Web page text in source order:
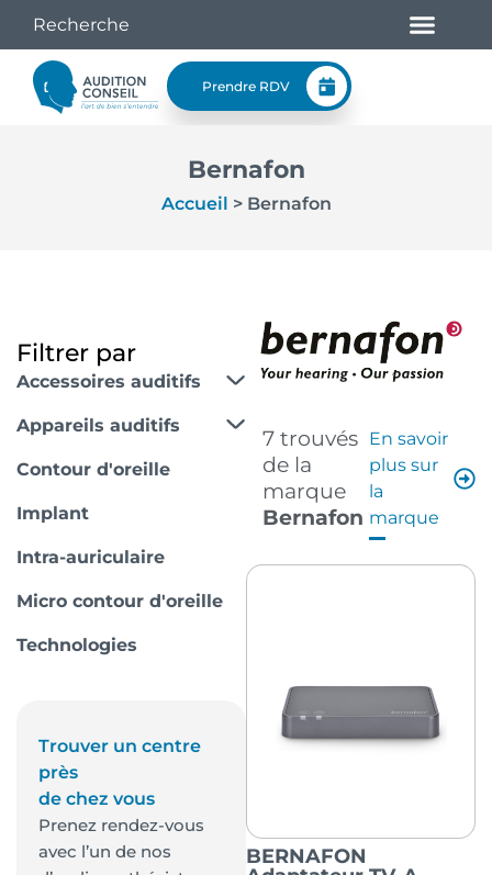
Prendre RDV
Bernafon
Accueil > Bernafon
Filtrer par
Accessoires auditifs
Appareils auditifs
Contour d'oreille
Implant
Intra-auriculaire
Micro contour d'oreille
Technologies
Trouver un centre
près
de chez vous
Prenez rendez-vous
avec l’un de nos
7 trouvés
de la
marque
Bernafon
En savoir
plus sur
la
marque
BERNAFON